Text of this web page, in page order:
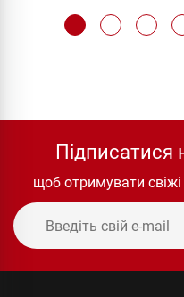
Підписатися
щоб отримувати